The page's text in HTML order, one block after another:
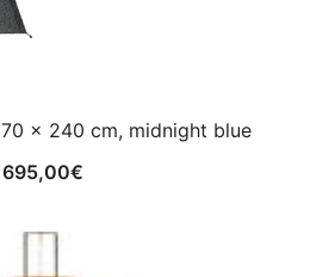
x 240 cm, midnight blue
695,00€